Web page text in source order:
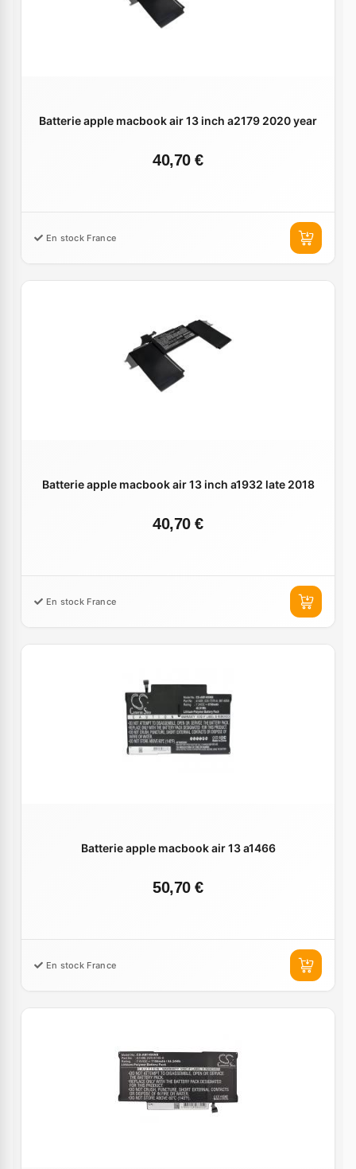
Batterie apple macbook air 13 inch a2179 2020 year
40,70 €
En stock France
Batterie apple macbook air 13 inch a1932 late 2018
40,70 €
En stock France
Batterie apple macbook air 13 a1466
50,70 €
En stock France